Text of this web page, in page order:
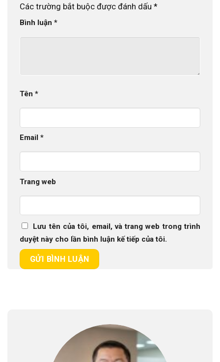
Các trường bắt buộc được đánh dấu *
Bình luận *
Tên *
Email *
Trang web
Lưu tên của tôi, email, và trang web trong trình
duyệt này cho lần bình luận kế tiếp của tôi.